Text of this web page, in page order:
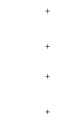
+
+
+
+